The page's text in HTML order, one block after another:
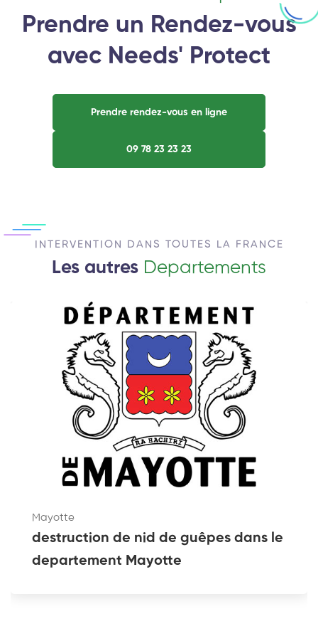
Prendre un Rendez-vous
avec Needs' Protect
Prendre rendez-vous en ligne
09 78 23 23 23
INTERVENTION DANS TOUTES LA FRANCE
Les autres Departements
Mayotte
destruction de nid de guêpes dans le
departement Mayotte